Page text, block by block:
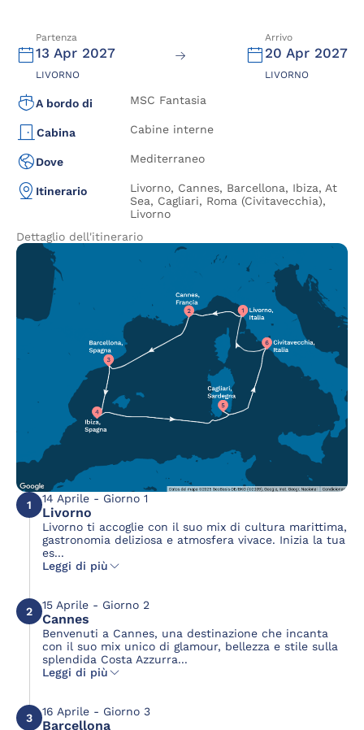
Partenza
13 Apr 2027
LIVORNO
Arrivo
20 Apr 2027
LIVORNO
A bordo di MSC Fantasia
Cabina Cabine interne
Dove Mediterraneo
Itinerario
Livorno, Cannes, Barcellona, Ibiza, At
Sea, Cagliari, Roma (Civitavecchia),
Livorno
Dettaglio dell'itinerario
1 14 Aprile - Giorno 1
Livorno
Livorno ti accoglie con il suo mix di cultura marittima,
gastronomia deliziosa e atmosfera vivace. Inizia la tua
es...
Leggi di più
2 15 Aprile - Giorno 2
Cannes
Benvenuti a Cannes, una destinazione che incanta
con il suo mix unico di glamour, bellezza e stile sulla
splendida Costa Azzurra...
Leggi di più
3 16 Aprile - Giorno 3
Barcellona